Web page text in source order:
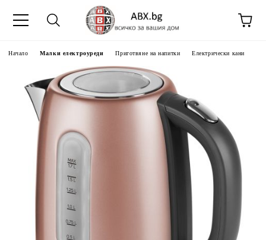
Начало Малки електроуреди Приготвяне на напитки Електрически кани